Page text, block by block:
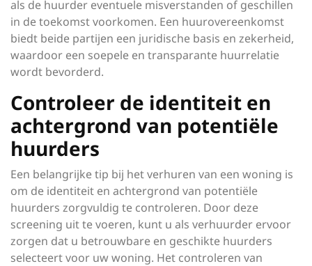
als de huurder eventuele misverstanden of geschillen
in de toekomst voorkomen. Een huurovereenkomst
biedt beide partijen een juridische basis en zekerheid,
waardoor een soepele en transparante huurrelatie
wordt bevorderd.
Controleer de identiteit en
achtergrond van potentiële
huurders
Een belangrijke tip bij het verhuren van een woning is
om de identiteit en achtergrond van potentiële
huurders zorgvuldig te controleren. Door deze
screening uit te voeren, kunt u als verhuurder ervoor
zorgen dat u betrouwbare en geschikte huurders
selecteert voor uw woning. Het controleren van